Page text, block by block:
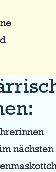
nächsten